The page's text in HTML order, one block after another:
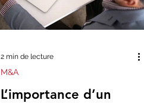
L’importance d’un
M&A
2 min de lecture